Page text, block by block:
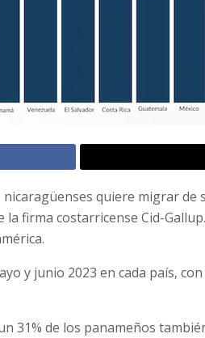
quiere migrar
firma costarricense Cid-
y junio 2023 en cada país,
31% de los panameños